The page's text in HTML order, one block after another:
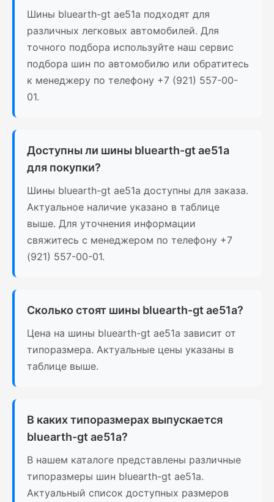
Шины bluearth-gt ae51a подходят для
различных легковых автомобилей. Для
точного подбора используйте наш сервис
подбора шин по автомобилю или обратитесь
к менеджеру по телефону +7 (921) 557-00-
01.
Доступны ли шины bluearth-gt ae51a
для покупки?
Шины bluearth-gt ae51a доступны для заказа.
Актуальное наличие указано в таблице
выше. Для уточнения информации
свяжитесь с менеджером по телефону +7
(921) 557-00-01.
Сколько стоят шины bluearth-gt ae51a?
Цена на шины bluearth-gt ae51a зависит от
типоразмера. Актуальные цены указаны в
таблице выше.
В каких типоразмерах выпускается
bluearth-gt ae51a?
В нашем каталоге представлены различные
типоразмеры шин bluearth-gt ae51a.
Актуальный список доступных размеров